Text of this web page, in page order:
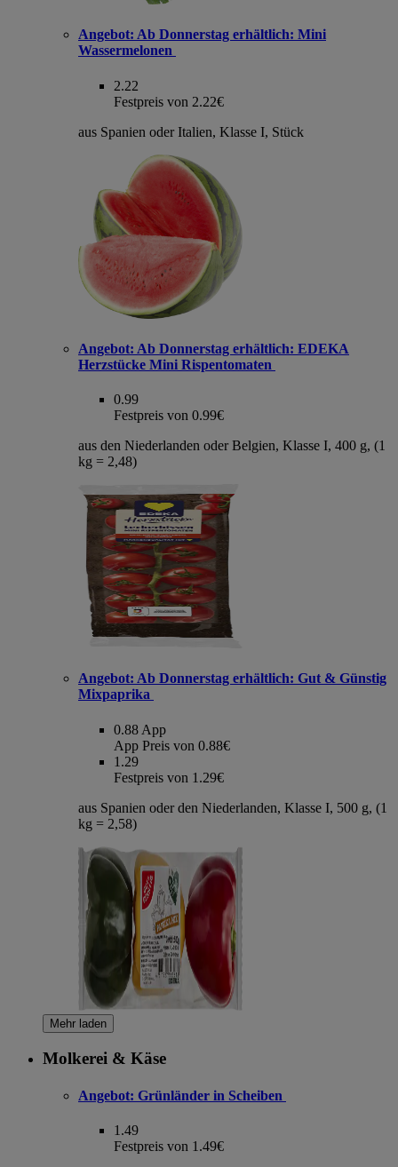
Angebot: Ab Donnerstag erhältlich: Mini
Wassermelonen
2.22
Festpreis von 2.22€
aus Spanien oder Italien, Klasse I, Stück
Angebot: Ab Donnerstag erhältlich: EDEKA
Herzstücke Mini Rispentomaten
0.99
Festpreis von 0.99€
aus den Niederlanden oder Belgien, Klasse I, 400 g, (1
kg = 2,48)
Angebot: Ab Donnerstag erhältlich: Gut & Günstig
Mixpaprika
0.88 App
App Preis von 0.88€
1.29
Festpreis von 1.29€
aus Spanien oder den Niederlanden, Klasse I, 500 g, (1
kg = 2,58)
Mehr laden
Molkerei & Käse
Angebot: Grünländer in Scheiben
1.49
Festpreis von 1.49€